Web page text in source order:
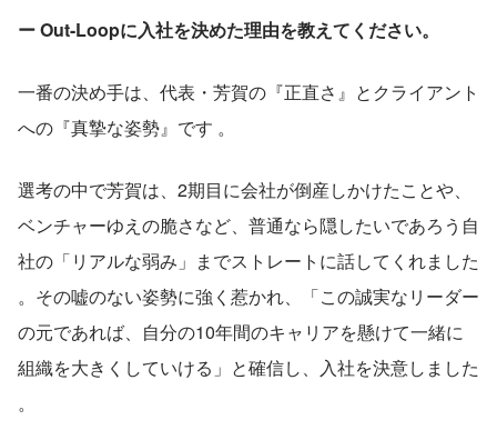
ー Out-Loopに入社を決めた理由を教えてください。
一番の決め手は、代表・芳賀の『正直さ』とクライアント
への『真摯な姿勢』です 。
選考の中で芳賀は、2期目に会社が倒産しかけたことや、
ベンチャーゆえの脆さなど、普通なら隠したいであろう自
社の「リアルな弱み」までストレートに話してくれました
。その嘘のない姿勢に強く惹かれ、「この誠実なリーダー
の元であれば、自分の10年間のキャリアを懸けて一緒に
組織を大きくしていける」と確信し、入社を決意しました
。